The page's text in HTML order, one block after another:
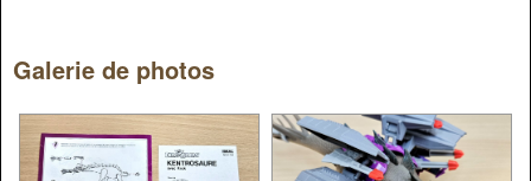
Galerie de photos